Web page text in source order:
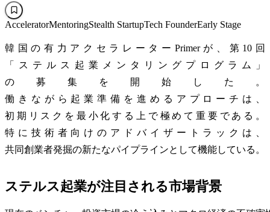
AcceleratorMentoringStealth StartupTech FounderEarly Stage
韓国の有力アクセラレーターPrimerが、第10回
「ステルス起業メンタリングプログラム」
の募集を開始した。
働きながら起業準備を進めるアプローチは、
初期リスクを最小化する上で極めて重要である。
特に技術者向けのアドバイザートラックは、
共同創業者発掘の新たなパイプラインとして機能している。
ステルス起業が注目される市場背景